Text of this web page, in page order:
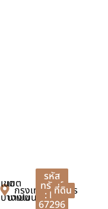
เขต
บางเขน
เขต
บางเขน
กรุงเทพมหานคร
รหัส
ทรัพย์
: FF
67296
ที่ดิน